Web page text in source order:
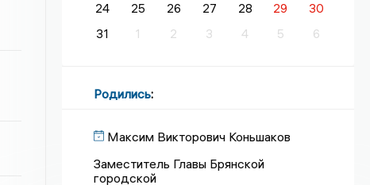
24
25 26 27 28 29
30
31
1 2 3 4 5 6
Родились:
Максим Викторович Коньшаков
Заместитель Главы Брянской
городской